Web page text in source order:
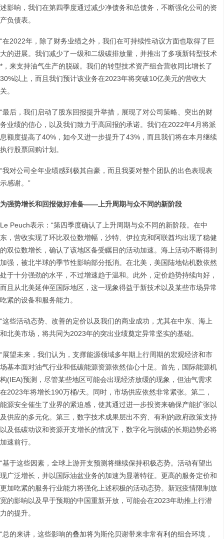
述影响，我们在第四季度通过减少净债务和总债务，不断强化公司的资
产负债表。
“在2022年，除了财务业绩之外，我们在可持续性动议方面也取得了巨
大的进展。我们减少了一级和二级碳排放量，并推出了多项新转型技术
*，来支持油气生产的脱碳。我们的转型技术资产组合营收同比增长了
30%以上，而且我们预计该业务在2023年将突破10亿美元的营收大
关。
“最后，我们启动了股东回报提升举措，展现了对公司策略、突出的财
务业绩的信心，以及我们致力于高回报的承诺。我们在2022年4月将派
息额度提高了40%，如今又进一步提升了43%，而且我们将在本月继续
执行股票回购计划。
“我对公司全年业绩感到极其自豪，而且我要对整个团队的出色表现表
示感谢。”
为强势增长和回报做好准备——上升周期与众不同的新阶段
Le Peuch表示：“第四季度确认了上升周期与众不同的新阶段。在中
东，营收实现了环比双位数增幅，沙特、伊拉克和阿联酋均出现了稳健
的双位数增长，确认了该地区备受瞩目的活动加速。海上活动不断得到
加强，被北半球的季节性影响部分抵消。在北美，美国陆地钻机数依然
处于十分强劲的水平，不过增速趋于温和。此外，定价趋势持续向好，
而且从北美延伸至国际地区，这一现象得益于新技术以及某些市场异常
吃紧的设备和服务能力。
“这些活动态势、改善的定价以及我们的商业成功，尤其在中东、海上
和北美市场，将共同为2023年的突出业绩奠定异常坚实的基础。
“展望未来，我们认为，支撑能源领域多年期上行周期的宏观经济和市
场基本面对油气行业和低碳能源资源依然信心十足。首先，国际能源机
构(IEA)预测，尽管某些地区可能会出现经济放缓的现象，但油气需求
在2023年将增长190万桶/天。同时，市场供应依然非常紧张。第二，
能源安全催生了业界的紧迫感，使其通过进一步投资来确保产能扩张以
及供应的多元化。第三，数字技术成果层出不穷、有利的政府政策支持
以及低碳动议和资源开支增长的情况下，数字化与脱碳的长期趋势必将
加速前行。
“基于这些因素，全球上游开支预测将继续保持积极态势。活动有望出
现广泛增长，并以国际油盆业务的加速为显著特征。更高的服务定价和
更加吃紧的服务行业能力将强化上述积极的活动态势。新冠疫情限制放
宽的影响以及早于预期的中国重新开放，可能会在2023年助推上行潜
力的提升。
“总的来讲，这些影响的叠加将为斯伦贝谢带来非常有利的组合环境，